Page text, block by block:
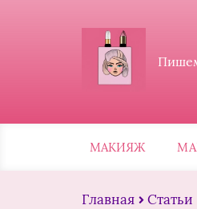
МАКИЯЖ
Главная Статьи